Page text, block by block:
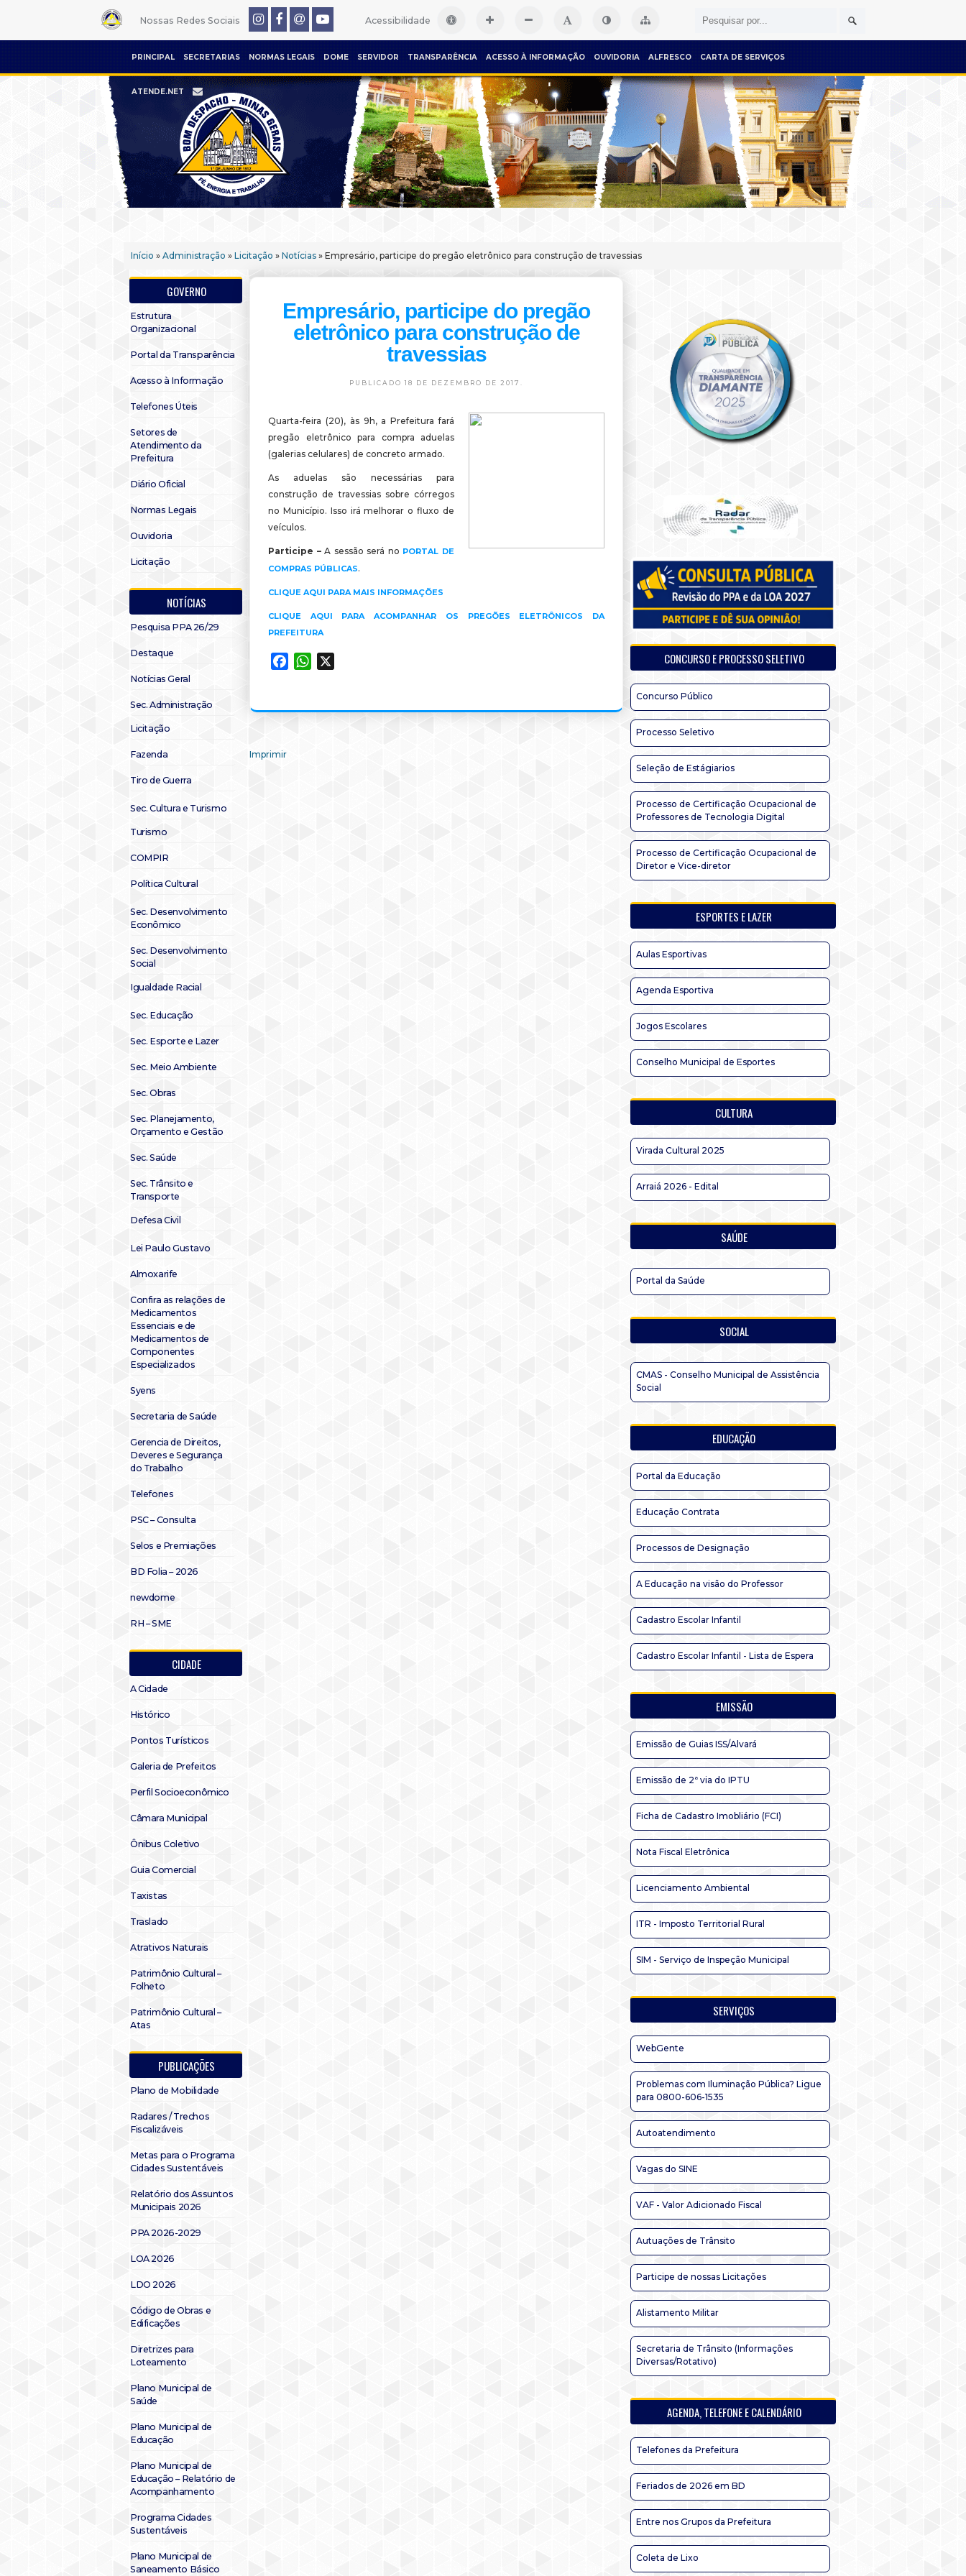
Nossas Redes Sociais Acessibilidade
PRINCIPAL SECRETARIAS NORMAS LEGAIS DOME SERVIDOR TRANSPARÊNCIA ACESSO À INFORMAÇÃO OUVIDORIA ALFRESCO CARTA DE SERVIÇOS
ATENDE.NET
Início » Administração » Licitação » Notícias » Empresário, participe do pregão eletrônico para construção de travessias
GOVERNO
Estrutura
Organizacional
Portal da Transparência
Acesso à Informação
Telefones Úteis
Setores de
Atendimento da
Prefeitura
Diário Oficial
Normas Legais
Ouvidoria
Licitação
NOTÍCIAS
Pesquisa PPA 26/29
Destaque
Notícias Geral
Sec. Administração
Licitação
Fazenda
Tiro de Guerra
Sec. Cultura e Turismo
Turismo
COMPIR
Política Cultural
Sec. Desenvolvimento
Econômico
Sec. Desenvolvimento
Social
Igualdade Racial
Sec. Educação
Sec. Esporte e Lazer
Sec. Meio Ambiente
Sec. Obras
Sec. Planejamento,
Orçamento e Gestão
Sec. Saúde
Sec. Trânsito e
Transporte
Defesa Civil
Lei Paulo Gustavo
Almoxarife
Confira as relações de
Medicamentos
Essenciais e de
Medicamentos de
Componentes
Especializados
Syens
Secretaria de Saúde
Gerencia de Direitos,
Deveres e Segurança
do Trabalho
Telefones
PSC – Consulta
Selos e Premiações
BD Folia – 2026
newdome
RH – SME
CIDADE
A Cidade
Histórico
Pontos Turísticos
Galeria de Prefeitos
Perfil Socioeconômico
Câmara Municipal
Ônibus Coletivo
Guia Comercial
Taxistas
Traslado
Atrativos Naturais
Patrimônio Cultural –
Folheto
Patrimônio Cultural –
Atas
PUBLICAÇÕES
Plano de Mobilidade
Radares / Trechos
Fiscalizáveis
Metas para o Programa
Cidades Sustentáveis
Relatório dos Assuntos
Municipais 2026
PPA 2026-2029
LOA 2026
LDO 2026
Código de Obras e
Edificações
Diretrizes para
Loteamento
Plano Municipal de
Saúde
Plano Municipal de
Educação
Plano Municipal de
Educação – Relatório de
Acompanhamento
Programa Cidades
Sustentáveis
Plano Municipal de
Saneamento Básico
Empresário, participe do pregão
eletrônico para construção de
travessias
PUBLICADO 18 DE DEZEMBRO DE 2017.
Quarta-feira (20), às 9h, a Prefeitura fará
pregão eletrônico para compra aduelas
(galerias celulares) de concreto armado.
As aduelas são necessárias para
construção de travessias sobre córregos
no Município. Isso irá melhorar o fluxo de
veículos.
Participe –A sessão será no PORTAL DE
COMPRAS PÚBLICAS.
CLIQUE AQUI PARA MAIS INFORMAÇÕES
CLIQUE AQUI PARA ACOMPANHAR OS PREGÕES ELETRÔNICOS DA
PREFEITURA
FacebookWhatsApp
Imprimir
CONCURSO E PROCESSO SELETIVO
Concurso Público
Processo Seletivo
Seleção de Estágiarios
Processo de Certificação Ocupacional de
Professores de Tecnologia Digital
Processo de Certificação Ocupacional de
Diretor e Vice-diretor
ESPORTES E LAZER
Aulas Esportivas
Agenda Esportiva
Jogos Escolares
Conselho Municipal de Esportes
CULTURA
Virada Cultural 2025
Arraiá 2026 - Edital
SAÚDE
Portal da Saúde
SOCIAL
CMAS - Conselho Municipal de Assistência
Social
EDUCAÇÃO
Portal da Educação
Educação Contrata
Processos de Designação
A Educação na visão do Professor
Cadastro Escolar Infantil
Cadastro Escolar Infantil - Lista de Espera
EMISSÃO
Emissão de Guias ISS/Alvará
Emissão de 2ª via do IPTU
Ficha de Cadastro Imobliário (FCI)
Nota Fiscal Eletrônica
Licenciamento Ambiental
ITR - Imposto Territorial Rural
SIM - Serviço de Inspeção Municipal
SERVIÇOS
WebGente
Problemas com Iluminação Pública? Ligue
para 0800-606-1535
Autoatendimento
Vagas do SINE
VAF - Valor Adicionado Fiscal
Autuações de Trânsito
Participe de nossas Licitações
Alistamento Militar
Secretaria de Trânsito (Informações
Diversas/Rotativo)
AGENDA, TELEFONE E CALENDÁRIO
Telefones da Prefeitura
Feriados de 2026 em BD
Entre nos Grupos da Prefeitura
Coleta de Lixo